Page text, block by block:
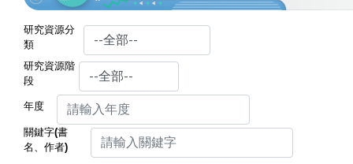
研究資源分
類
研究資源階
段
年度
關鍵字(書
名、作者)